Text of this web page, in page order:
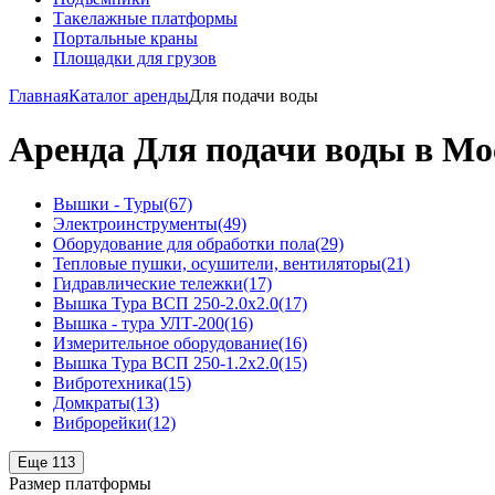
Такелажные платформы
Портальные краны
Площадки для грузов
ГлавнаяКаталог арендыДля подачи воды
Аренда Для подачи воды в
Вышки - Туры(67)
Электроинструменты(49)
Оборудование для обработки пола(29)
Тепловые пушки, осушители, вентиляторы(21)
Гидравлические тележки(17)
Вышка Тура ВСП 250-2.0x2.0(17)
Вышка - тура УЛТ-200(16)
Измерительное оборудование(16)
Вышка Тура ВСП 250-1.2x2.0(15)
Вибротехника(15)
Домкраты(13)
Виброрейки(12)
Еще 113
Размер платформы